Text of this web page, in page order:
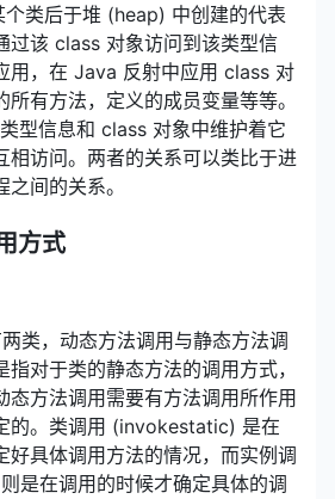
类后于堆 (heap) 中创建的代表
过该 class 对象访问到该类型信
用，在 Java 反射中应用 class 对
有方法，定义的成员变量等等。
型信息和 class 对象中维护着它
相访问。两者的关系可以类比于进
间的关系。
方式
类，动态方法调用与静态方法调
对于类的静态方法的调用方式，
态方法调用需要有方法调用所作用
的。类调用 (invokestatic) 是在
好具体调用方法的情况，而实例调
是在调用的时候才确定具体的调